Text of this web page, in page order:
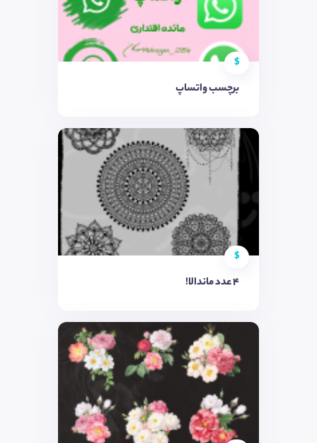
$
برچسب واتساپ
$
۴ عدد ماندالا!